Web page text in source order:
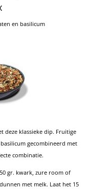
en basilicum
deze klassieke dip. Fruitige
gecombineerd met
combinatie.
gr. kwark, zure room of
met melk. Laat het 15